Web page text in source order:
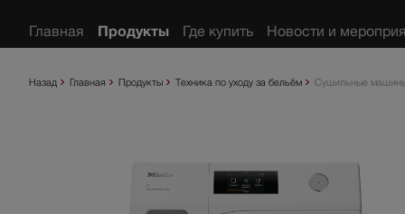
Назад Главная Продукты Техника по уходу за бельём Сушильные
Главная Продукты Где купить Новости и